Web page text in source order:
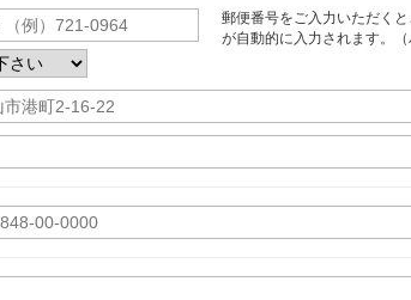
郵便番号をご入力いただく
が自動的に入力されます。（